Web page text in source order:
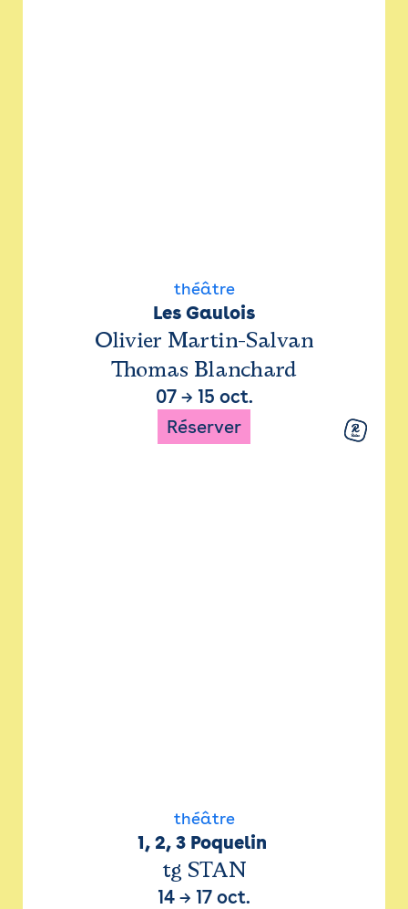
théâtre
Les Gaulois
Olivier Martin-Salvan
Thomas Blanchard
07→ 15 oct.
Réserver
théâtre
1, 2, 3 Poquelin
tg STAN
14 → 17 oct.